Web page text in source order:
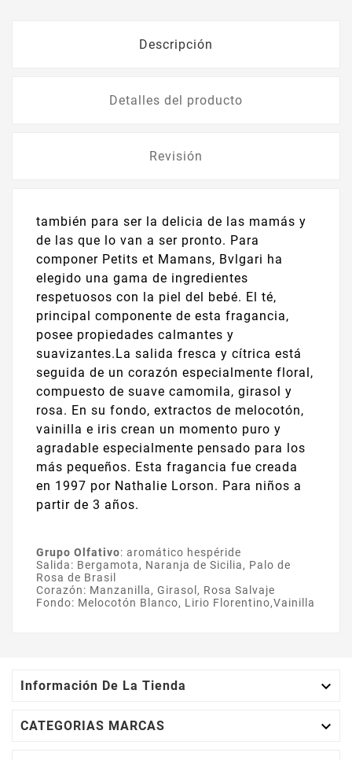
Descripción
Detalles del producto
Revisión
también para ser la delicia de las mamás y
de las que lo van a ser pronto. Para
componer Petits et Mamans, Bvlgari ha
elegido una gama de ingredientes
respetuosos con la piel del bebé. El té,
principal componente de esta fragancia,
posee propiedades calmantes y
suavizantes.La salida fresca y cítrica está
seguida de un corazón especialmente floral,
compuesto de suave camomila, girasol y
rosa. En su fondo, extractos de melocotón,
vainilla e iris crean un momento puro y
agradable especialmente pensado para los
más pequeños. Esta fragancia fue creada
en 1997 por Nathalie Lorson. Para niños a
partir de 3 años.
Grupo Olfativo: aromático hespéride
Salida: Bergamota, Naranja de Sicilia, Palo de
Rosa de Brasil
Corazón: Manzanilla, Girasol, Rosa Salvaje
Fondo: Melocotón Blanco, Lirio Florentino,Vainilla
Información De La Tienda 
CATEGORIAS MARCAS 